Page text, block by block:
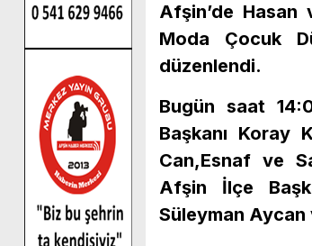
Afşin’de Hasan
Moda Çocuk
düzenlendi.
Bugün saat
Başkanı Koray
Can,Esnaf ve
Afşin İlçe
Süleyman Aycan